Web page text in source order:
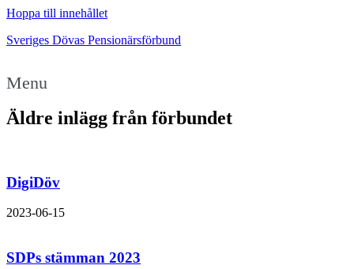
Hoppa till innehållet
Sveriges Dövas Pensionärsförbund
Menu
Äldre inlägg från förbundet
DigiDöv
2023-06-15
SDPs stämman 2023